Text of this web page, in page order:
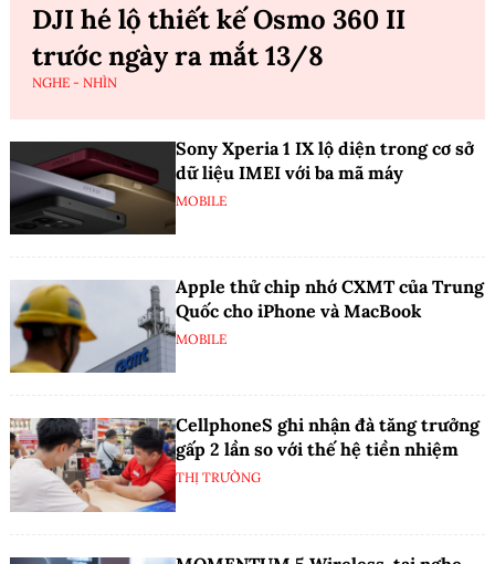
DJI hé lộ thiết kế Osmo 360 II
trước ngày ra mắt 13/8
NGHE - NHÌN
Sony Xperia 1 IX lộ diện trong cơ sở
dữ liệu IMEI với ba mã máy
MOBILE
Apple thử chip nhớ CXMT của Trung
Quốc cho iPhone và MacBook
MOBILE
CellphoneS ghi nhận đà tăng trưởng
gấp 2 lần so với thế hệ tiền nhiệm
THỊ TRƯỜNG